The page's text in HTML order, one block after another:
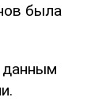
была
данным